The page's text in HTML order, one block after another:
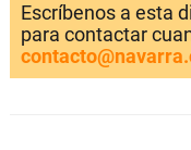
Escríbenos a esta
para contactar